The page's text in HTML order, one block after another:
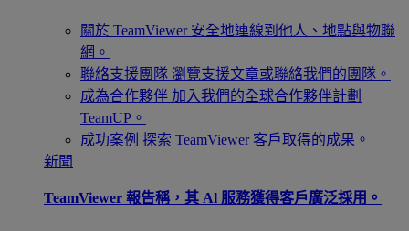
關於 TeamViewer 安全地連線到他人、地點與物聯
網。
聯絡支援團隊 瀏覽支援文章或聯絡我們的團隊。
成為合作夥伴 加入我們的全球合作夥伴計劃
TeamUP。
成功案例 探索 TeamViewer 客戶取得的成果。
新聞
TeamViewer 報告稱，其 Al 服務獲得客戶廣泛採用。